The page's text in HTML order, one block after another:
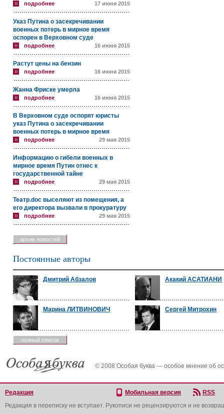
подробнее 17 июня 2015
Указ Путина о засекречивании
военных потерь в мирное время
оспорен в Верховном суде
подробнее 16 июня 2015
Растут цены на бензин
подробнее 16 июня 2015
Жанна Фриске умерла
подробнее 16 июня 2015
В Верховном суде оспорят юристы
указ Путина о засекречивании
военных потерь в мирное время
подробнее 29 мая 2015
Информацию о гибели военных в
мирное время Путин отнес к
государственной тайне
подробнее 29 мая 2015
Театр.doc выселяют из помещения, а
его директора вызвали в прокуратуру
подробнее 29 мая 2015
архив новостей
Постоянные авторы
Дмитрий Абзалов Акакий АСАТИАНИ
Марина ЛИТВИНОВИЧ Сергей Митрохин
полный список
© 2008 Особая буква — особое мнение об
Редакция Мобильная версия
RSS
Редакция в переписку не вступает. Рукописи не рецензируются и не